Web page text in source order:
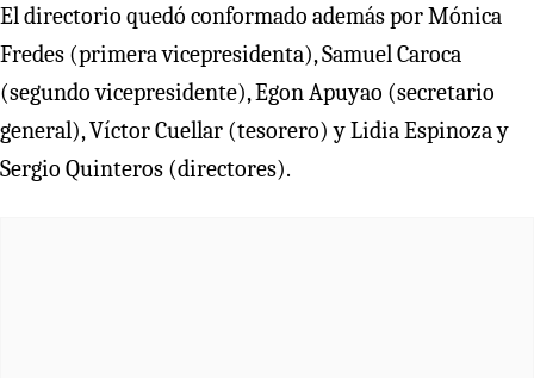
El directorio quedó conformado además por Mónica
Fredes (primera vicepresidenta), Samuel Caroca
(segundo vicepresidente), Egon Apuyao (secretario
general), Víctor Cuellar (tesorero) y Lidia Espinoza y
Sergio Quinteros (directores).